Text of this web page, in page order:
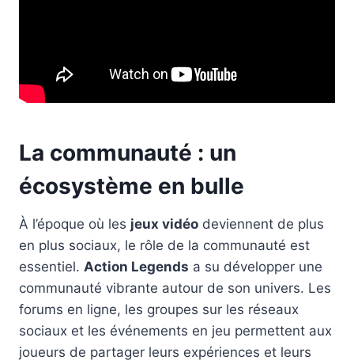
La communauté : un
écosystème en bulle
À l’époque où les jeux vidéo deviennent de plus
en plus sociaux, le rôle de la communauté est
essentiel. Action Legends a su développer une
communauté vibrante autour de son univers. Les
forums en ligne, les groupes sur les réseaux
sociaux et les événements en jeu permettent aux
joueurs de partager leurs expériences et leurs